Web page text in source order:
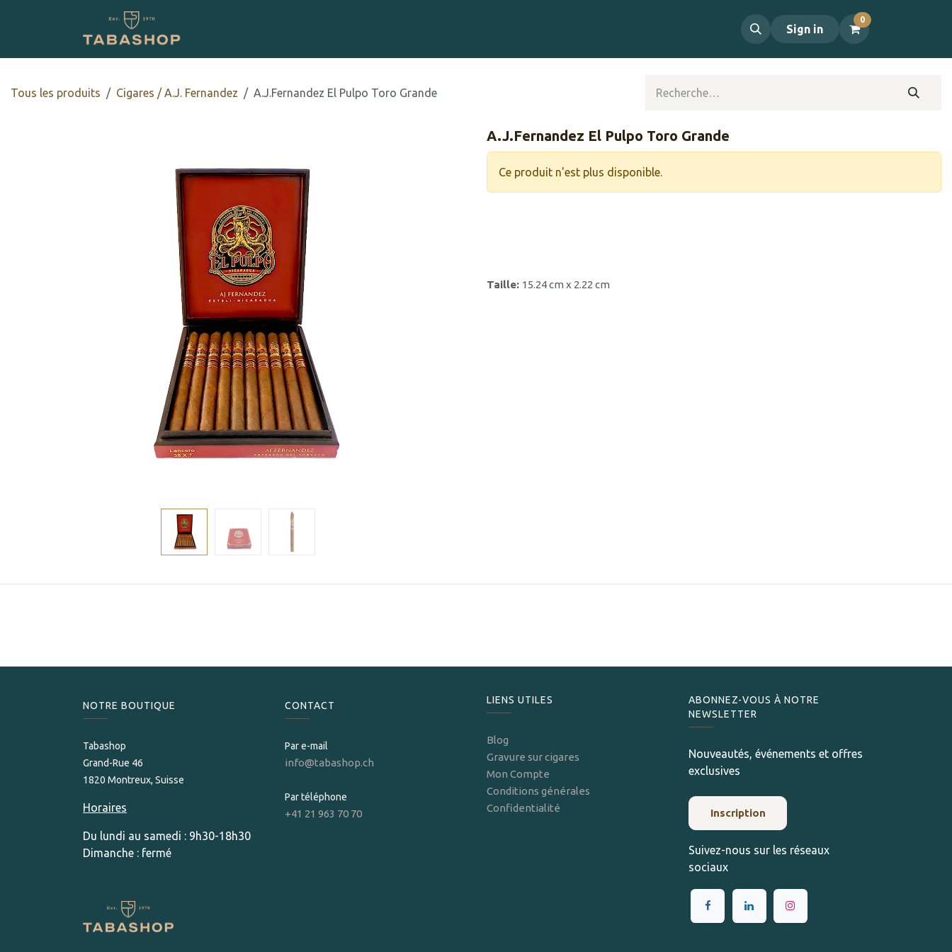
Sign in
0
Tous les produits ​​​Cigares / A.J. Fernandez A.J.Fernandez El Pulpo Toro Grande
A.J.Fernandez El Pulpo Toro Grande
Ce produit n'est plus disponible.
Taille: 15.24 cm x 2.22 cm
NOTRE BOUTIQUE
Tabashop
Grand-Rue 46
1820 Montreux, Suisse
Horaires
Du lundi au samedi : 9h30-18h30
Dimanche : fermé
CONTACT
Par e-mail
info@tabashop.ch
Par téléphone
+41 21 963 70 70
LIENS UTILES
Blog
Gravure sur cigares
Mon Compte
Conditions générales
Confidentialité
ABONNEZ-VOUS À NOTRE
NEWSLETTER
Nouveautés, événements et offres
exclusives
Inscription
Suivez-nous sur les réseaux
sociaux